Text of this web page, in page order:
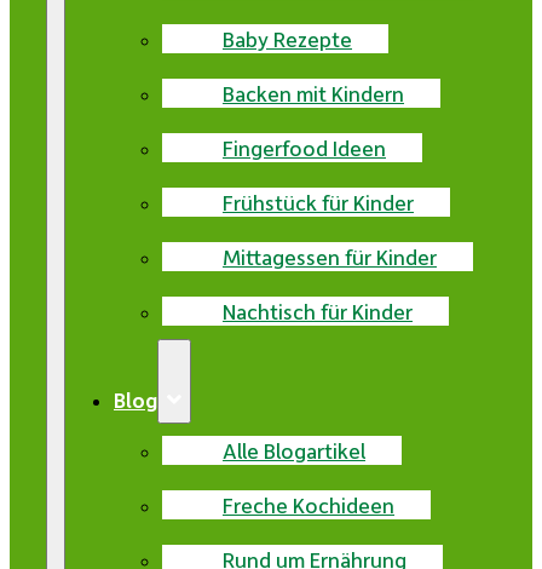
Baby Rezepte
Backen mit Kindern
Fingerfood Ideen
Frühstück für Kinder
Mittagessen für Kinder
Nachtisch für Kinder
Blog
Alle Blogartikel
Freche Kochideen
Rund um Ernährung